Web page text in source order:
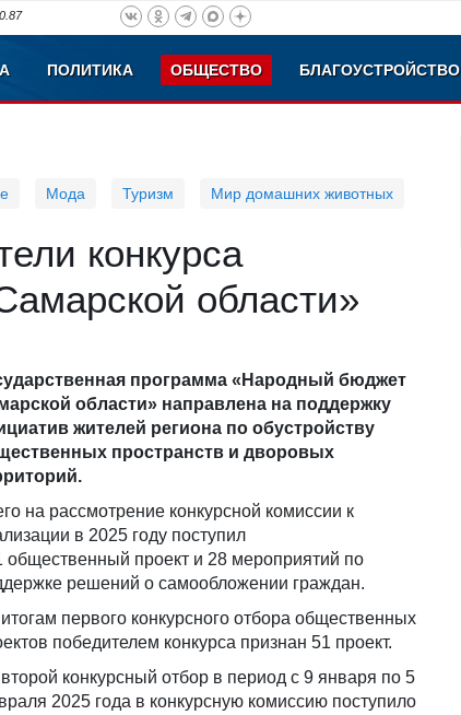
0.87
ПОЛИТИКА ОБЩЕСТВО БЛАГОУСТРОЙСТВО
Мода Туризм Мир домашних животных
конкурса
области»
программа «Народный бюджет
области» направлена на поддержку
жителей региона по обустройству
пространств и дворовых
на рассмотрение конкурсной комиссии к
в 2025 году поступил
общественный проект и 28 мероприятий по
решений о самообложении граждан.
первого конкурсного отбора общественных
победителем конкурса признан 51 проект.
конкурсный отбор в период с 9 января по 5
2025 года в конкурсную комиссию поступило